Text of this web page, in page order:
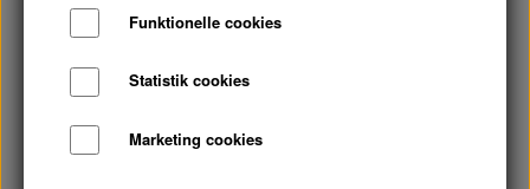
Funktionelle cookies
Statistik cookies
Marketing cookies